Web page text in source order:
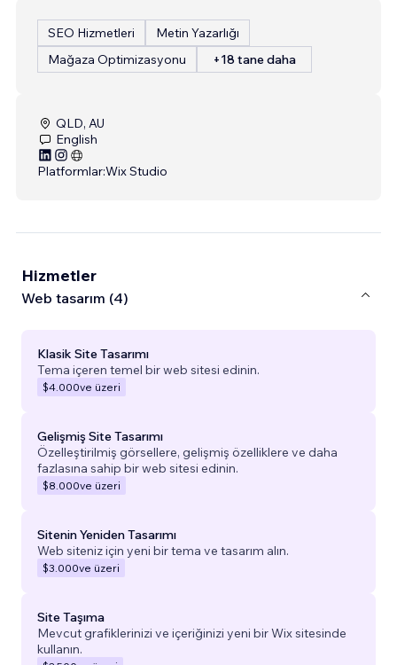
SEO Hizmetleri
Metin Yazarlığı
Mağaza Optimizasyonu
+18 tane daha
QLD, AU
English
Platformlar:Wix Studio
Hizmetler
Web tasarım (4)
Klasik Site Tasarımı
Tema içeren temel bir web sitesi edinin.
$4.000ve üzeri
Gelişmiş Site Tasarımı
Özelleştirilmiş görsellere, gelişmiş özelliklere ve daha
fazlasına sahip bir web sitesi edinin.
$8.000ve üzeri
Sitenin Yeniden Tasarımı
Web siteniz için yeni bir tema ve tasarım alın.
$3.000ve üzeri
Site Taşıma
Mevcut grafiklerinizi ve içeriğinizi yeni bir Wix sitesinde
kullanın.